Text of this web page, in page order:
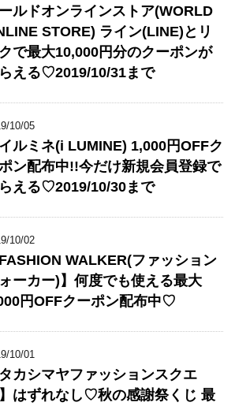
ルドオンラインストア(WORLD
STORE) ライン(LINE)とリ
で最大10,000円分のクーポンが
える♡2019/10/31まで
10/05
ルミネ(i LUMINE) 1,000円OFFク
ン配布中!!今だけ新規会員登録で
える♡2019/10/30まで
10/02
FASHION WALKER(ファッション
ーカー)】何度でも使える最大
円OFFクーポン配布中♡
10/01
タカシマヤファッションスクエ
はずれなし♡秋の感謝祭くじ 最